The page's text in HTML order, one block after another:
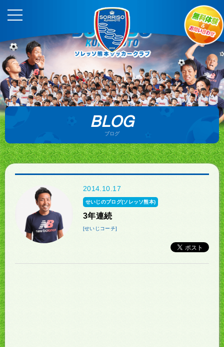
BLOG
ブログ
2014.10.17
せいじのブログ(ソレッソ熊本)
3年連続
[せいじコーチ]